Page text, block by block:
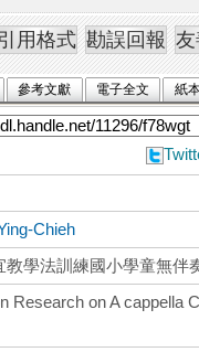
參考文獻 電子全文 紙
Chieh
教學法訓練國小學童無伴
Research on A cappella